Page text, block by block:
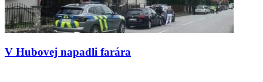
V Hubovej napadli farára